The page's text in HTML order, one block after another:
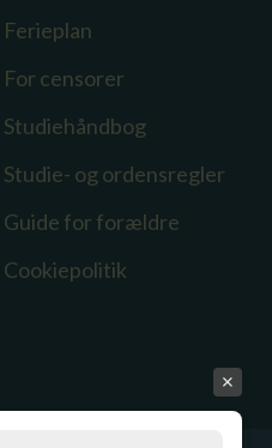
Ferieplan
For censorer
Studiehåndbog
Studie- og ordensregler
Guide for forældre
Cookiepolitik